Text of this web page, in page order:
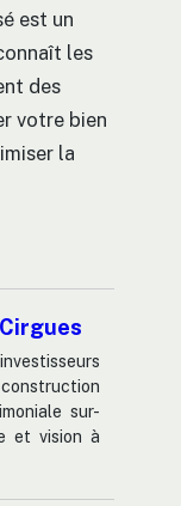
est un
les
des
votre bien
la
sur-
et vision à